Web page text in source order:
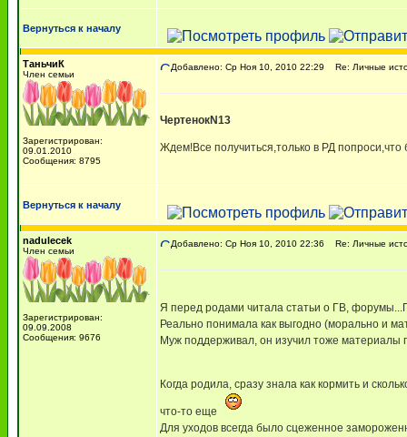
Вернуться к началу
ТаньчиК
Член семьи
Зарегистрирован:
09.01.2010
Сообщения: 8795
Добавлено: Ср Ноя 10, 2010 22:29 Re: Личные
ЧертенокN13
Ждем!Все получиться,только в РД попроси,что
Вернуться к началу
nadulecek
Член семьи
Зарегистрирован:
09.09.2008
Сообщения: 9676
Добавлено: Ср Ноя 10, 2010 22:36 Re: Личные
Я перед родами читала статьи о ГВ,
Реально понимала как выгодно (морально и
Муж поддерживал, он изучил тоже материалы
Когда родила, сразу знала как кормить и
что-то еще
Для уходов всегда было сцеженное